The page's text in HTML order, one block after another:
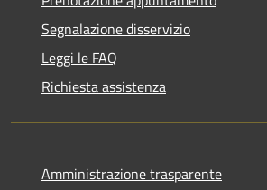
Segnalazione disservizio
Leggi le FAQ
Richiesta assistenza
Amministrazione trasparente